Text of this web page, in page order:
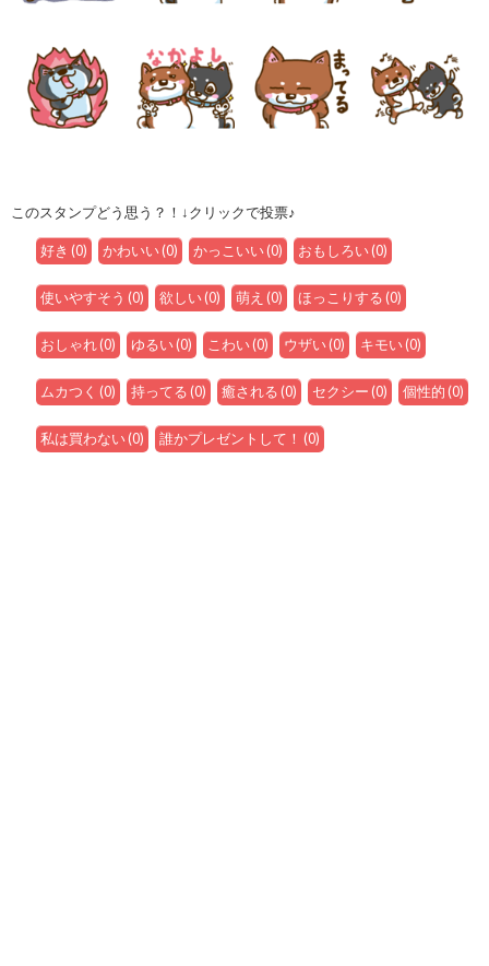
このスタンプどう思う？！↓クリックで投票♪
好き (0) かわいい(0) かっこいい(0) おもしろい(0)
使いやすそう (0) 欲しい(0) 萌え (0) ほっこりする(0)
おしゃれ(0) ゆるい(0) こわい(0) ウザい(0) キモい(0)
ムカつく (0) 持ってる(0) 癒される(0) セクシー(0) 個性的(0)
私は買わない(0) 誰かプレゼントして！ (0)